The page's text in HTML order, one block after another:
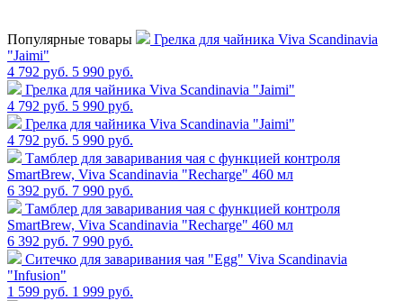
Популярные товары
Грелка для чайника Viva Scandinavia
"Jaimi"
4 792 руб. 5 990 руб.
Грелка для чайника Viva Scandinavia "Jaimi"
4 792 руб. 5 990 руб.
Грелка для чайника Viva Scandinavia "Jaimi"
4 792 руб. 5 990 руб.
Тамблер для заваривания чая с функцией контроля
SmartBrew, Viva Scandinavia "Recharge" 460 мл
6 392 руб. 7 990 руб.
Тамблер для заваривания чая с функцией контроля
SmartBrew, Viva Scandinavia "Recharge" 460 мл
6 392 руб. 7 990 руб.
Cитечко для заваривания чая "Egg" Viva Scandinavia
"Infusion"
1 599 руб. 1 999 руб.